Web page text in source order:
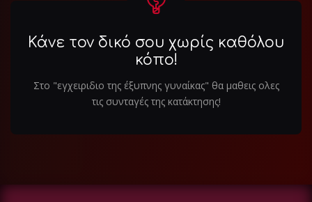
Κάνε τον δικό σου χωρίς καθόλου
κόπο!
Στο "εγχειριδιο της έξυπνης γυναίκας" θα μαθεις ολες
τις συνταγές της κατάκτησης!